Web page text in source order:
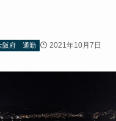
阪府 通勤 2021年10月7日